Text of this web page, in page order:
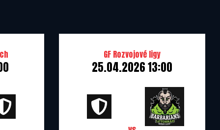
GF Rozvojové ligy
25.04.2026 13:00